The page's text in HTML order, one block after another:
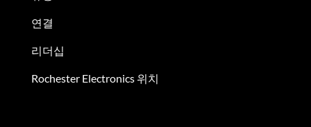
연결
리더십
Rochester Electronics 위치